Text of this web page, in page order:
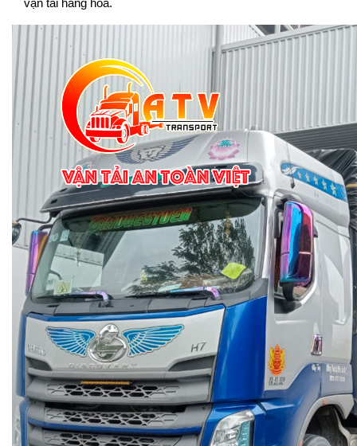
vận tải hàng hóa.